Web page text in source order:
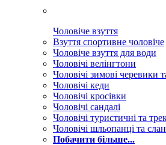
Чоловіче взуття
Взуття спортивне чоловіче
Чоловіче взуття для води
Чоловічі велінгтони
Чоловічі зимові черевики
Чоловічі кеди
Чоловічі кросівки
Чоловічі сандалі
Чоловічі туристичні та
Чоловічі шльопанці та
Побачити більше...